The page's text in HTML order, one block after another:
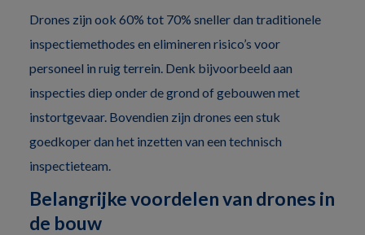
Drones zijn ook 60% tot 70% sneller dan traditionele
inspectiemethodes en elimineren risico’s voor
personeel in ruig terrein. Denk bijvoorbeeld aan
inspecties diep onder de grond of gebouwen met
instortgevaar. Bovendien zijn drones een stuk
goedkoper dan het inzetten van een technisch
inspectieteam.
Belangrijke voordelen van drones in
de bouw